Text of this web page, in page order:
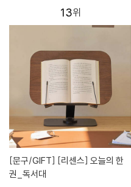
13
[문구/GIFT]
권_독서대